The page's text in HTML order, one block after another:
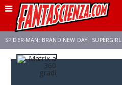
SPIDER-MAN: BRAND NEW DAY SUPERGIRL
FRANCO RICCIARDIELLO